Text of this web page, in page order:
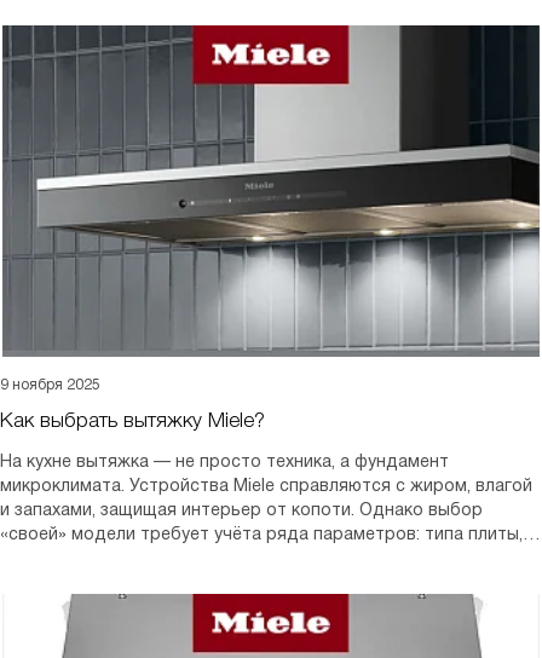
для дыхательной и сердечно-сосудистой систем.
9 ноября 2025
Как выбрать вытяжку Miele?
На кухне вытяжка — не просто техника, а фундамент
микроклимата. Устройства Miele справляются с жиром, влагой
и запахами, защищая интерьер от копоти. Однако выбор
«своей» модели требует учёта ряда параметров: типа плиты,